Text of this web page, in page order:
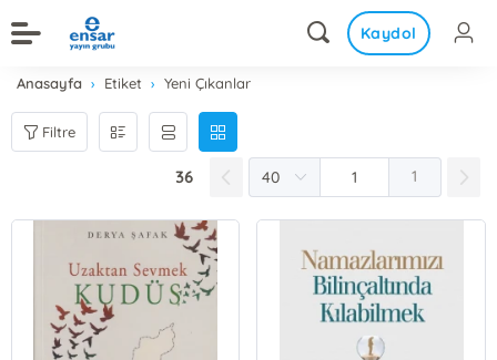
Kaydol
Anasayfa Etiket Yeni Çıkanlar
Filtre
36 1